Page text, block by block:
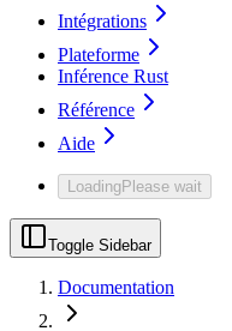
Intégrations
Plateforme
Inférence Rust
Référence
Aide
LoadingPlease wait
Toggle Sidebar
Documentation